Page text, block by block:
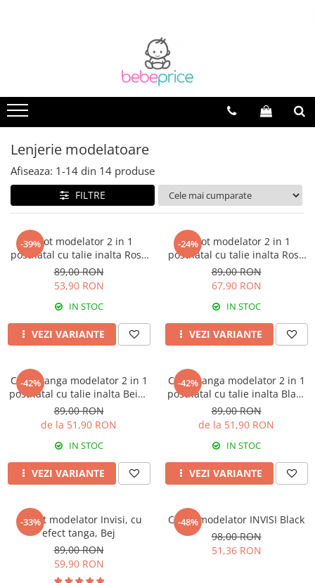
Lenjerie modelatoare
Afiseaza: 1-14 din 14 produse
FILTRE
-39%
Chilot modelator 2 in 1
postnatal cu talie inalta Rose
Girl
89,00 RON
53,90 RON
IN STOC
VEZI VARIANTE
-24%
Chilot modelator 2 in 1
postnatal cu talie inalta Rose
Girl Black
89,00 RON
67,90 RON
IN STOC
VEZI VARIANTE
-42%
Chilot tanga modelator 2 in 1
postnatal cu talie inalta Beige
Rose Girl
89,00 RON
de la 51,90 RON
IN STOC
VEZI VARIANTE
-42%
Chilot tanga modelator 2 in 1
postnatal cu talie inalta Black
Rose Girl
89,00 RON
de la 51,90 RON
IN STOC
VEZI VARIANTE
-33%
Colant modelator Invisi, cu
efect tanga, Bej
89,00 RON
59,90 RON
-48%
Chilot modelator INVISI Black
98,00 RON
51,36 RON